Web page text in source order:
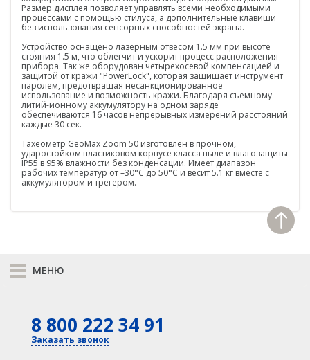
ГБО
Датчик качества воды
Распродажа
Размер дисплея позволяет управлять всеми необходимыми
процессами с помощью стилуса, а дополнительные клавиши
без использования сенсорных способностей экрана.
Устройство оснащено лазерным отвесом 1.5 мм при высоте
стояния 1.5 м, что облегчит и ускорит процесс расположения
прибора. Так же оборудован четырехосевой компенсацией и
защитой от кражи "PowerLock", которая защищает инструмент
паролем, предотвращая несанкционированное
использование и возможность кражи. Благодаря съемному
литий-ионному аккумулятору на одном заряде
обеспечиваются 16 часов непрерывных измерений расстояний
каждые 30 сек.
Тахеометр GeoMax Zoom 50 изготовлен в прочном,
ударостойком пластиковом корпусе класса пыле и влагозащиты
IP55 в 95% влажности без конденсации. Имеет диапазон
рабочих температур от –30°C до 50°C и весит 5.1 кг вместе с
аккумулятором и трегером.
8 800 222 34 91
Заказать звонок
МЕНЮ
КАТАЛОГ
GNSS